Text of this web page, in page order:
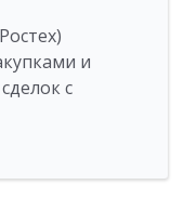
и
с